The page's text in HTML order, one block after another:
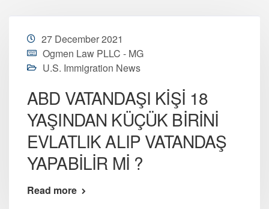
27 December 2021
Ogmen Law PLLC - MG
U.S. Immigration News
ABD VATANDAŞI KİŞİ 18
YAŞINDAN KÜÇÜK BİRİNİ
EVLATLIK ALIP VATANDAŞ
YAPABİLİR Mİ ?
Read more